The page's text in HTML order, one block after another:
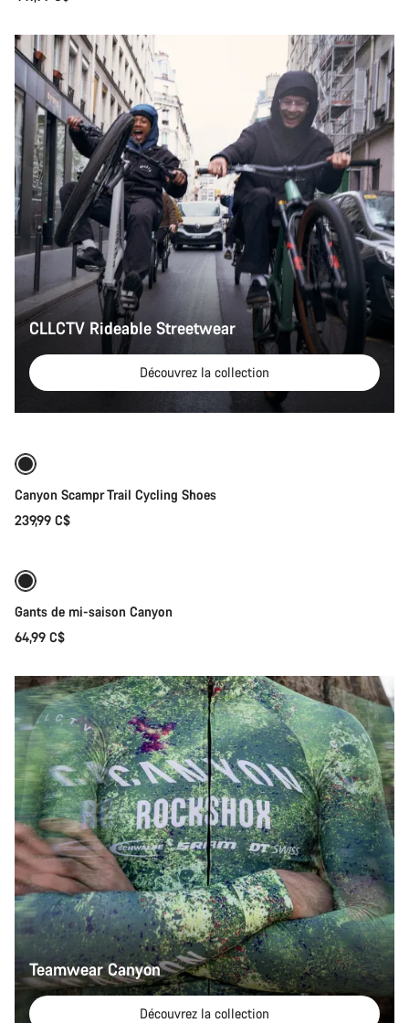
CLLCTV Rideable Streetwear
Découvrez la collection
Sélection rapide
Canyon Scampr Trail Cycling Shoes
239,99 C$
Gants de mi-saison Canyon
64,99 C$
Teamwear Canyon
Découvrez la collection